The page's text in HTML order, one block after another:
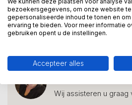
relatiegeschenk(40) wijn(12)
wijnrek
Heeft u een vraag
Wij assisteren u
bezoekersgegevens, om onze website
gepersonaliseerde inhoud te tonen en
ervaring te bieden. Voor meer informatie
gebruiken opent u de instellingen.
Accepteer alles